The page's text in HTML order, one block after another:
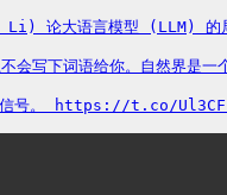
论大语言模型 (LLM) 的
会写下词语给你。自然界是
信号。 https://t.co/